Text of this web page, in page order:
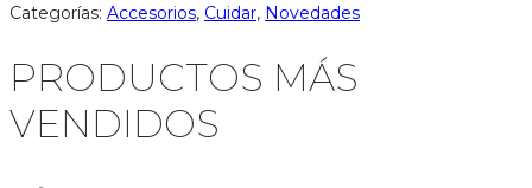
Categorías: Accesorios, Cuidar, Novedades
PRODUCTOS MÁS
VENDIDOS